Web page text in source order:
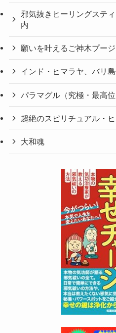
邪気抜きヒーリングステ
内
願いを叶えるご神木プー
インド・ヒマラヤ、バリ
パラマグル（究極・最高
超絶のスピリチュアル・
大和魂